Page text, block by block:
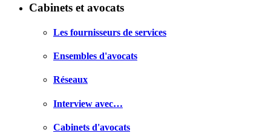
Cabinets et avocats
Les fournisseurs de services
Ensembles d'avocats
Réseaux
Interview avec…
Cabinets d'avocats